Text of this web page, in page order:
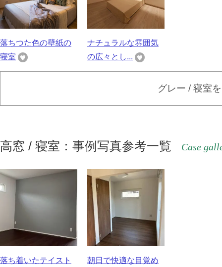
落ちつた色の壁紙の
寝室
ナチュラルな雰囲気
の広々とし...
グレー / 寝室
高窓 / 寝室：事例写真参考一覧 Case
落ち着いたテイスト
朝日で快適な目覚め